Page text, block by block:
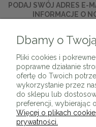
PODAJ SWÓJ ADRES E-
INFORMACJE O
Dbamy o
Pliki cookies i
poprawne działanie
ofertę do Twoich
wykorzystanie przez
do sklepu lub
preferencji, wybierając
Więcej o plikach
prywatności.